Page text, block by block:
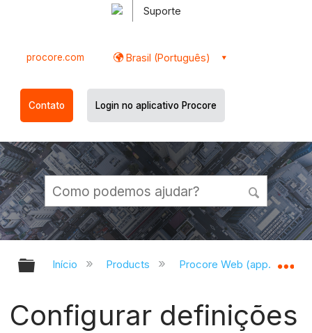
Suporte
procore.com Brasil (Português)
Contato Login no aplicativo Procore
Expandir/recolher hierarquia
Início Products Procore Web
Configurar definições